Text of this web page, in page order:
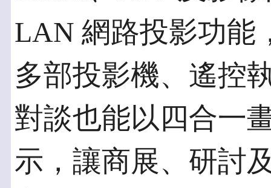
LAN 網路投影功能
多部投影機、遙控
對談也能以四合一
示，讓商展、研討